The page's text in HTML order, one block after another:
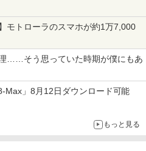
モトローラのスマホが約1万7,000
……そう思っていた時期が僕にもあ
Max」8月12日ダウンロード可能
もっと見る